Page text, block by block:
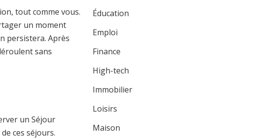
tout comme vous.
un moment
persistera. Après
sans
un Séjour
ces séjours.
Éducation
Emploi
Finance
High-tech
Immobilier
Loisirs
Maison